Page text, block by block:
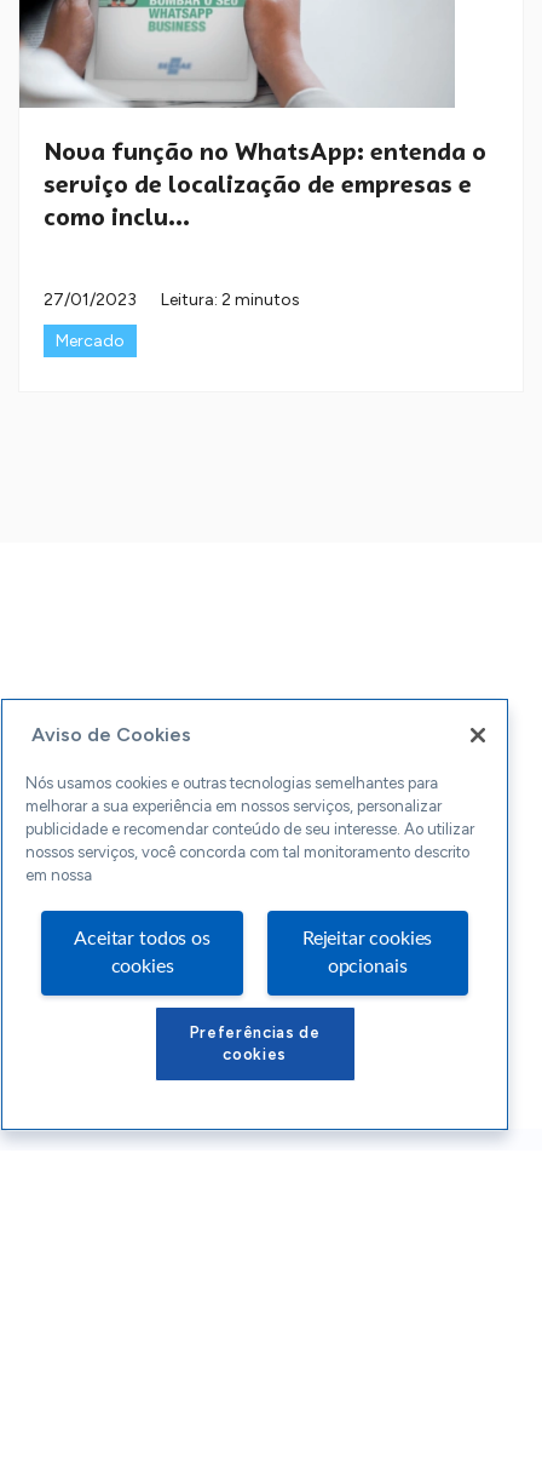
Nova função no WhatsApp: entenda o
serviço de localização de empresas e
como inclu...
27/01/2023
Leitura: 2 minutos
Mercado
Aviso de Cookies
Nós usamos cookies e outras tecnologias semelhantes para
melhorar a sua experiência em nossos serviços, personalizar
publicidade e recomendar conteúdo de seu interesse. Ao utilizar
nossos serviços, você concorda com tal monitoramento descrito
em nossa
Aceitar todos os
cookies
Rejeitar cookies
opcionais
Preferências de
cookies